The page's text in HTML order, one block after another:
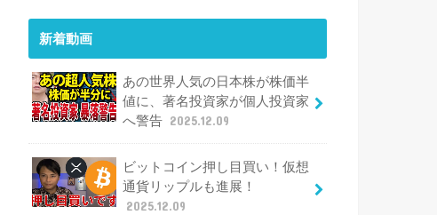
新着動画
あの世界人気の日本株が株価半
値に、著名投資家が個人投資家
へ警告 2025.12.09
ビットコイン押し目買い！仮想
通貨リップルも進展！
2025.12.09